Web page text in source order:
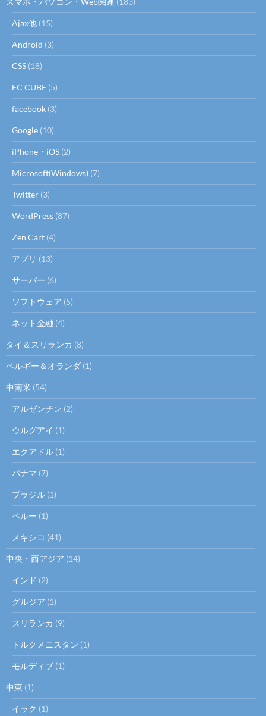
Ajax他 (15)
Android (3)
CSS (18)
EC CUBE (5)
facebook (3)
Google (10)
iPhone・iOS (2)
Microsoft(Windows) (7)
Twitter (3)
WordPress (87)
Zen Cart (4)
アプリ (13)
サーバー (6)
ソフトウェア (5)
ネット金融 (4)
タイ＆スリランカ (8)
ベルギー＆オランダ (1)
中南米 (54)
アルゼンチン (2)
ウルグアイ (1)
エクアドル (1)
パナマ (7)
ブラジル (1)
ペルー (1)
メキシコ (41)
中央・西アジア (14)
インド (2)
グルジア (1)
スリランカ (9)
トルクメニスタン (1)
モルディブ (1)
中東 (1)
イラク (1)